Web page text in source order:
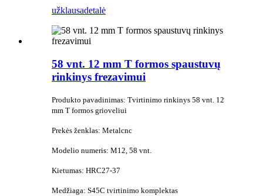
užklausadetalė
58 vnt. 12 mm T formos spaustuvų
rinkinys frezavimui
Produkto pavadinimas: Tvirtinimo rinkinys 58 vnt. 12
mm T formos grioveliui
Prekės ženklas: Metalcnc
Modelio numeris: M12, 58 vnt.
Kietumas: HRC27-37
Medžiaga: S45C tvirtinimo komplektas